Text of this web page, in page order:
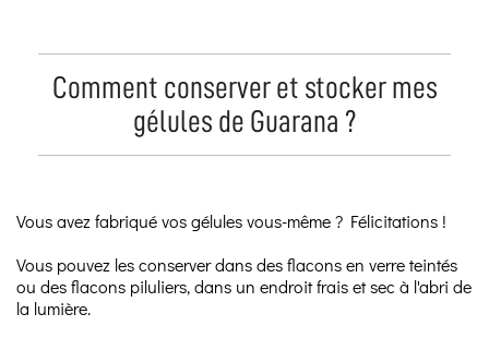
Comment conserver et stocker mes
gélules de Guarana ?
Vous avez fabriqué vos gélules vous-même ? Félicitations !
Vous pouvez les conserver dans des flacons en verre teintés
ou des flacons piluliers, dans un endroit frais et sec à l'abri de
la lumière.